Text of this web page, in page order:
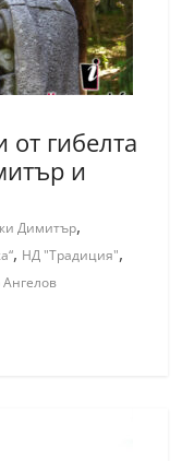
гибелта
и
Димитър,
, НД "Традиция",